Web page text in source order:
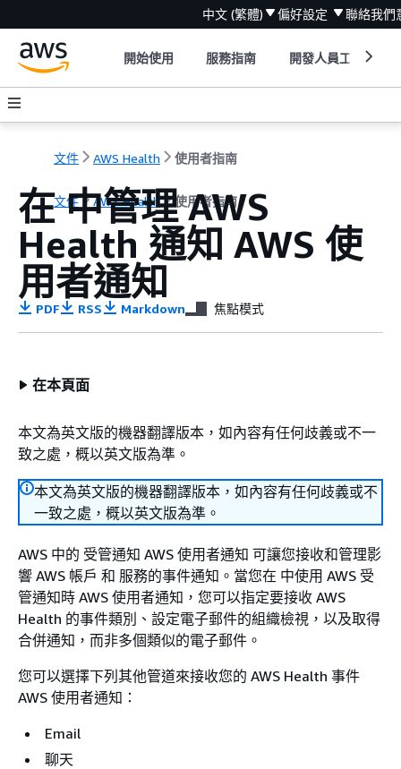
中文 (繁體) 偏好設定 聯絡我們
開始使用 服務指南 開發人員工具
文件 AWS Health 使用者指南
文件 AWS Health 使用者指南
在 中管理 AWS
Health 通知 AWS 使
用者通知
PDF RSS Markdown 焦點模式
在本頁面
本文為英文版的機器翻譯版本，如內容有任何歧義或不一
致之處，概以英文版為準。
本文為英文版的機器翻譯版本，如內容有任何歧義或不
一致之處，概以英文版為準。
AWS 中的 受管通知 AWS 使用者通知 可讓您接收和管理影
響 AWS 帳戶 和 服務的事件通知。當您在 中使用 AWS 受
管通知時 AWS 使用者通知，您可以指定要接收 AWS
Health 的事件類別、設定電子郵件的組織檢視，以及取得
合併通知，而非多個類似的電子郵件。
您可以選擇下列其他管道來接收您的 AWS Health 事件
AWS 使用者通知：
Email
聊天